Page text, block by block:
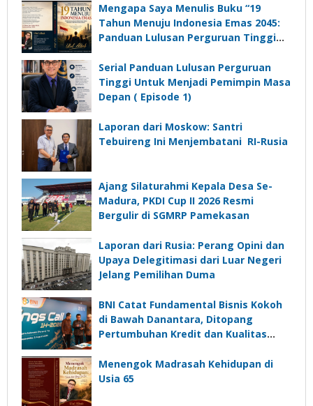
Komunikasi Kades untuk Memajukan
Desa
Mengapa Saya Menulis Buku “19
Tahun Menuju Indonesia Emas 2045:
Panduan Lulusan Perguruan Tinggi
Depan”?
Serial Panduan Lulusan Perguruan
Tinggi Untuk Menjadi Pemimpin Masa
Depan ( Episode 1)
Laporan dari Moskow: Santri
Tebuireng Ini Menjembatani RI-Rusia
Ajang Silaturahmi Kepala Desa Se-
Madura, PKDI Cup II 2026 Resmi
Bergulir di SGMRP Pamekasan
Laporan dari Rusia: Perang Opini dan
Upaya Delegitimasi dari Luar Negeri
Jelang Pemilihan Duma
BNI Catat Fundamental Bisnis Kokoh
di Bawah Danantara, Ditopang
Pertumbuhan Kredit dan Kualitas
Menengok Madrasah Kehidupan di
Usia 65